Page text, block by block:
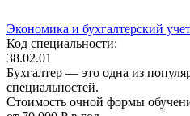
Экономика и бухгалтерский
Код специальности:
38.02.01
Бухгалтер — это одна из
специальностей.
Стоимость очной формы